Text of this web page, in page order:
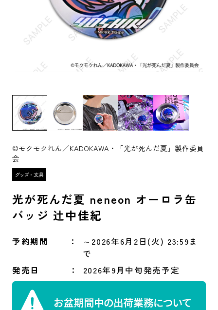
©モクモクれん／KADOKAWA・「光が死んだ夏」製作委員
会
光が死んだ夏 neneon オーロラ缶
バッジ 辻中佳紀
予約期間
～2026年6月2日(火) 23:59ま
で
発売日
2026年9月中旬発売予定